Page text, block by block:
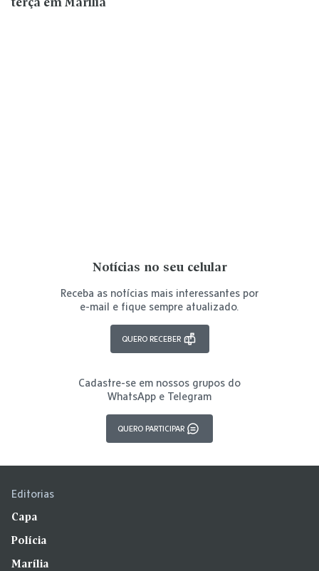
terça em Marília
Notícias no seu celular
Receba as notícias mais interessantes por
e-mail e fique sempre atualizado.
QUERO RECEBER
Cadastre-se em nossos grupos do
WhatsApp e Telegram
QUERO PARTICIPAR
Editorias
Capa
Polícia
Marília